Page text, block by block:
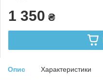
1 350 ₴
Опис Характеристики